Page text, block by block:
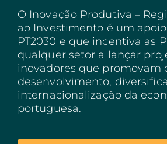
Açores
Algarve
PRR
Turismo de Portugal
PEPAC Agricultura
Portugal 2030
O Inovação Produtiva –
ao Investimento é um
PT2030 e que incentiva as
qualquer setor a lançar
inovadores que promovam
desenvolvimento,
internacionalização da
portuguesa.